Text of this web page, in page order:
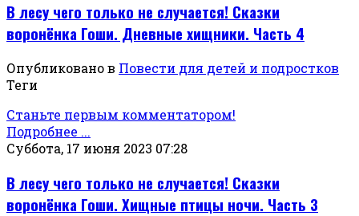
В лесу чего только не случается! Сказки
воронёнка Гоши. Дневные хищники. Часть 4
Опубликовано в Повести для детей и подростков
Теги
Станьте первым комментатором!
Подробнее ...
Суббота, 17 июня 2023 07:28
В лесу чего только не случается! Сказки
воронёнка Гоши. Хищные птицы ночи. Часть 3